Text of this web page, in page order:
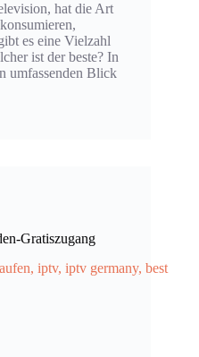
hat die Art
es eine Vielzahl
ist der beste? In
umfassenden Blick
Gratiszugang